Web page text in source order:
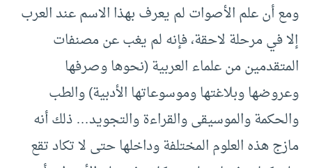
ومع أن علم الأصوات لم يعرف بهذا الاسم عند العرب
إلا في مرحلة لاحقة، فإنه لم يغب عن مصنفات
المتقدمين من علماء العربية (نحوها وصرفها
وعروضها وبلاغتها وموسوعاتها الأدبية) والطب
والحكمة والموسيقى والقراءة والتجويد… ذلك أنه
مازج هذه العلوم المختلفة وداخلها حتى لا تكاد تقع